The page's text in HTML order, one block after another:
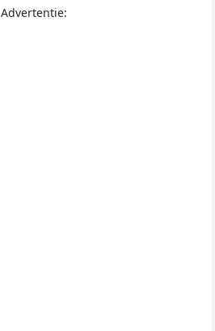
Advertentie: